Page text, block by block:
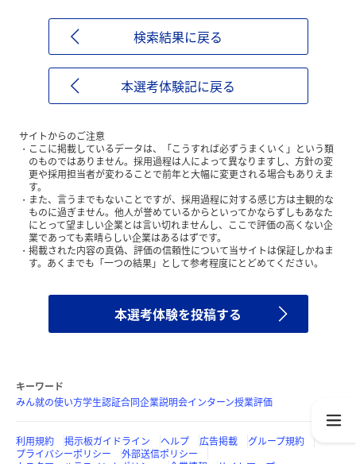
検索結果に戻る
本選考体験記に戻る
サイトからのご注意
ここに掲載しているデータは、「こうすれば必ずうまくいく」という類
のものではありません。採用過程は人によって異なりますし、方針の変
更や採用担当者が変わることで前年と大幅に変更される場合もありえま
す。
また、言うまでもないことですが、採用過程に対する感じ方は主観的な
ものに過ぎません。他人が誉めているからといってかならずしもあなた
にとって望ましい企業とは言い切れませんし、ここで評価の高くない企
業であっても素晴らしい企業はあるはずです。
掲載された内容の真偽、評価の信頼性について当サイトは保証しかねま
す。あくまでも「一つの結果」として参考程度にとどめてください。
本選考体験を投稿する
キーワード
みん就の使い方学生認証合同企業説明会インターン授業評価
利用規約 掲示板ガイドライン ヘルプ 広告掲載
グループ規約
プライバシーポリシー
外部送信ポリシー